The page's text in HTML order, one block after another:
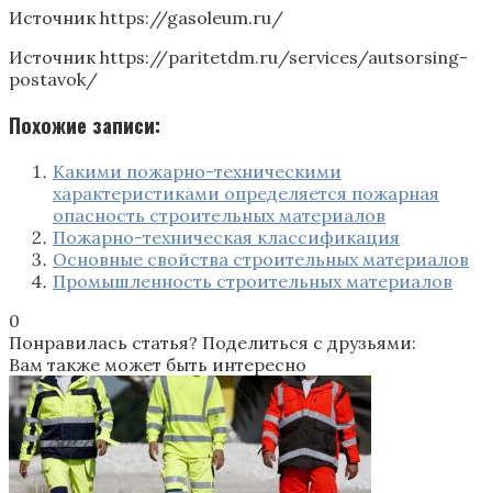
Источник https://gasoleum.ru/
Источник https://paritetdm.ru/services/autsorsing-
postavok/
Похожие записи:
Какими пожарно-техническими
характеристиками определяется пожарная
опасность строительных материалов
Пожарно-техническая классификация
Основные свойства строительных материалов
Промышленность строительных материалов
0
Понравилась статья? Поделиться с друзьями:
Вам также может быть интересно